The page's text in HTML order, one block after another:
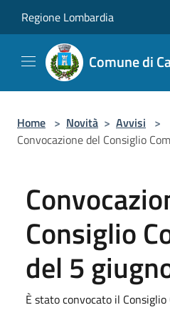
Regione Lombardia
Comune di
Home > Novità > Avvisi >
Convocazione del Consiglio
Consiglio
del 5
È stato convocato il